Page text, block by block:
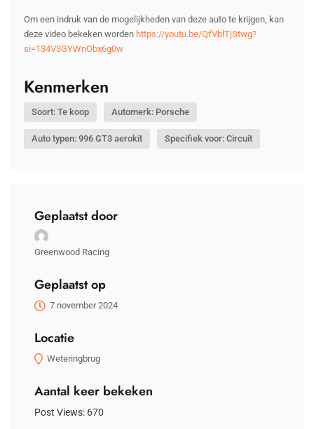
Om een indruk van de mogelijkheden van deze auto te krijgen, kan
deze video bekeken worden https://youtu.be/QfVblTjStwg?
si=134V3GYWnObx6g0w
Kenmerken
Soort: Te koop Automerk: Porsche
Auto typen: 996 GT3 aerokit Specifiek voor: Circuit
Geplaatst door
Greenwood Racing
Geplaatst op
7 november 2024
Locatie
Weteringbrug
Aantal keer bekeken
Post Views: 670